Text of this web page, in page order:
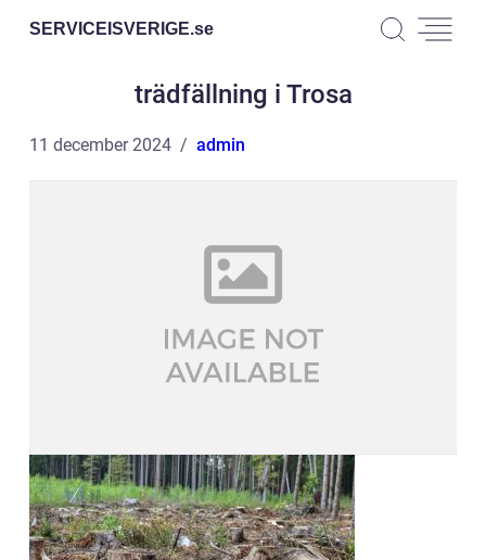
SERVICEISVERIGE.se
trädfällning i Trosa
11 december 2024 admin